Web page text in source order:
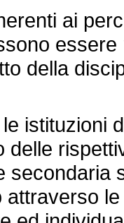
ai
della
istituzioni
delle
secondaria